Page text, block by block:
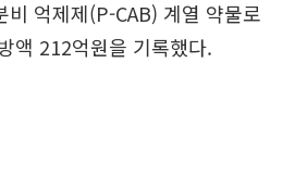
비 억제제(P-CAB) 계열 약물로
액 212억원을 기록했다.